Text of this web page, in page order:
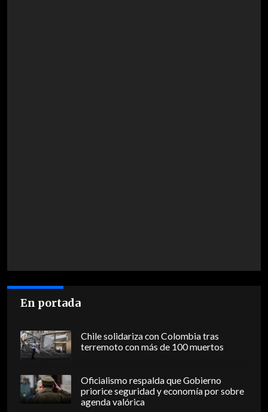
En portada
Chile solidariza con Colombia tras
terremoto con más de 100 muertos
Oficialismo respalda que Gobierno
priorice seguridad y economía por sobre
agenda valórica